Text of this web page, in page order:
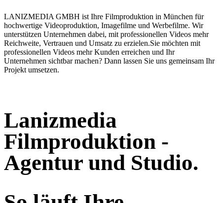
LANIZMEDIA GMBH ist Ihre Filmproduktion in München für
hochwertige Videoproduktion, Imagefilme und Werbefilme. Wir
unterstützen Unternehmen dabei, mit professionellen Videos mehr
Reichweite, Vertrauen und Umsatz zu erzielen.Sie möchten mit
professionellen Videos mehr Kunden erreichen und Ihr
Unternehmen sichtbar machen? Dann lassen Sie uns gemeinsam Ihr
Projekt umsetzen.
Lanizmedia
Filmproduktion -
Agentur und Studio.